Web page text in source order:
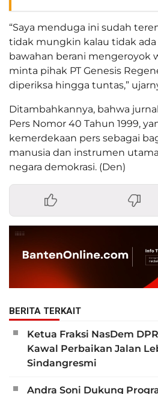
“Saya menduga ini sudah
tidak mungkin kalau tidak ada
bawahan berani mengeroyok
minta pihak PT Genesis
diperiksa hingga tuntas,”
Ditambahkannya, bahwa
Pers Nomor 40 Tahun 1999,
kemerdekaan pers sebagai
manusia dan instrumen
negara demokrasi. (Den)
BERITA TERKAIT
Ketua Fraksi NasDem
Kawal Perbaikan Jalan
Sindangresmi
Andra Soni Dukung